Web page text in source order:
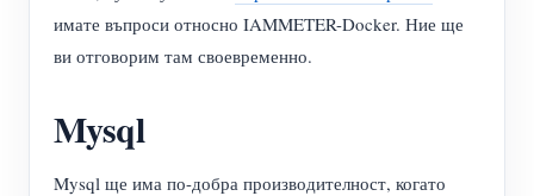
нагреватели
Домашна автоматизация
Фабричен енергиен мониторинг
Обучително видео
Новини
Контакт
имате въпроси относно IAMMETER-Docker. Ние ще
ви отговорим там своевременно.
Mysql
Mysql ще има по-добра производителност, когато